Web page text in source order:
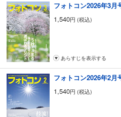
228 ニュースファイル【写真界の話題
ーク便り
230 二科会写真部通信
232 新製品ニュース
233 全国写真コンテストガイド
240 【応募規定】フォトハイ句!
241 フォトコンG 作家プロフィール／
242 【応募規定】月例コンテスト
フォトコン2026年3月
1,540円 (税込)
あらすじを表示する
フォトコン2026年2月
1,540円 (税込)